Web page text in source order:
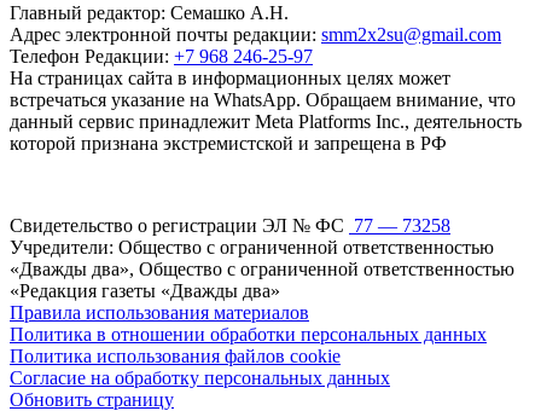
Главный редактор: Семашко А.Н.
Адрес электронной почты редакции: smm2x2su@gmail.com
Телефон Редакции: +7 968 246-25-97
На страницах сайта в информационных целях может
встречаться указание на WhatsApp. Обращаем внимание, что
данный сервис принадлежит Meta Platforms Inc., деятельность
которой признана экстремистской и запрещена в РФ
Свидетельство о регистрации ЭЛ № ФС 77 — 73258
Учредители: Общество с ограниченной ответственностью
«Дважды два», Общество с ограниченной ответственностью
«Редакция газеты «Дважды два»
Правила использования материалов
Политика в отношении обработки персональных данных
Политика использования файлов cookie
Согласие на обработку персональных данных
Обновить страницу